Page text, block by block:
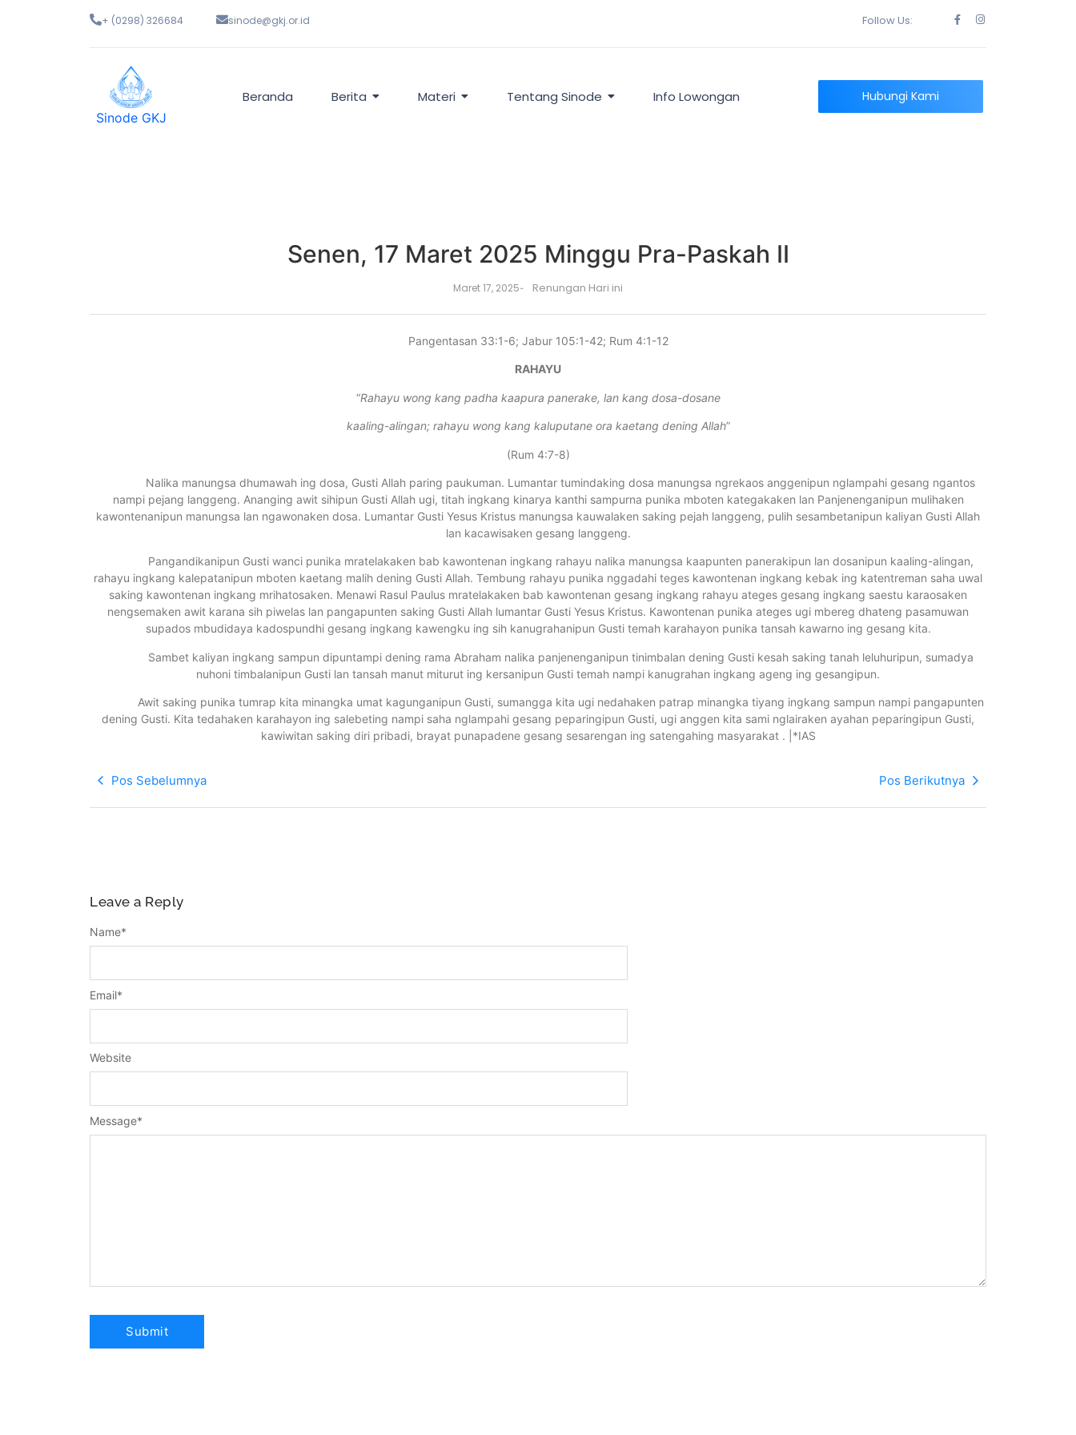
+ (0298) 326684 sinode@gkj.or.id Follow Us:
Sinode GKJ
Beranda Berita Materi Tentang Sinode Info Lowongan Hubungi Kami
Senen, 17 Maret 2025 Minggu Pra-Paskah II
Maret 17, 2025- Renungan Hari ini
Pangentasan 33:1-6; Jabur 105:1-42; Rum 4:1-12
RAHAYU
“Rahayu wong kang padha kaapura panerake, lan kang dosa-dosane
kaaling-alingan; rahayu wong kang kaluputane ora kaetang dening Allah”
(Rum 4:7-8)
Nalika manungsa dhumawah ing dosa, Gusti Allah paring paukuman. Lumantar tumindaking dosa manungsa ngrekaos anggenipun nglampahi gesang ngantos
nampi pejang langgeng. Ananging awit sihipun Gusti Allah ugi, titah ingkang kinarya kanthi sampurna punika mboten kategakaken lan Panjenenganipun mulihaken
kawontenanipun manungsa lan ngawonaken dosa. Lumantar Gusti Yesus Kristus manungsa kauwalaken saking pejah langgeng, pulih sesambetanipun kaliyan Gusti Allah
lan kacawisaken gesang langgeng.
Pangandikanipun Gusti wanci punika mratelakaken bab kawontenan ingkang rahayu nalika manungsa kaapunten panerakipun lan dosanipun kaaling-alingan,
rahayu ingkang kalepatanipun mboten kaetang malih dening Gusti Allah. Tembung rahayu punika nggadahi teges kawontenan ingkang kebak ing katentreman saha uwal
saking kawontenan ingkang mrihatosaken. Menawi Rasul Paulus mratelakaken bab kawontenan gesang ingkang rahayu ateges gesang ingkang saestu karaosaken
nengsemaken awit karana sih piwelas lan pangapunten saking Gusti Allah lumantar Gusti Yesus Kristus. Kawontenan punika ateges ugi mbereg dhateng pasamuwan
supados mbudidaya kadospundhi gesang ingkang kawengku ing sih kanugrahanipun Gusti temah karahayon punika tansah kawarno ing gesang kita.
Sambet kaliyan ingkang sampun dipuntampi dening rama Abraham nalika panjenenganipun tinimbalan dening Gusti kesah saking tanah leluhuripun, sumadya
nuhoni timbalanipun Gusti lan tansah manut miturut ing kersanipun Gusti temah nampi kanugrahan ingkang ageng ing gesangipun.
Awit saking punika tumrap kita minangka umat kagunganipun Gusti, sumangga kita ugi nedahaken patrap minangka tiyang ingkang sampun nampi pangapunten
dening Gusti. Kita tedahaken karahayon ing salebeting nampi saha nglampahi gesang peparingipun Gusti, ugi anggen kita sami nglairaken ayahan peparingipun Gusti,
kawiwitan saking diri pribadi, brayat punapadene gesang sesarengan ing satengahing masyarakat . |*IAS
Pos Sebelumnya Pos Berikutnya
Leave a Reply
Message*
Name*
Email*
Website